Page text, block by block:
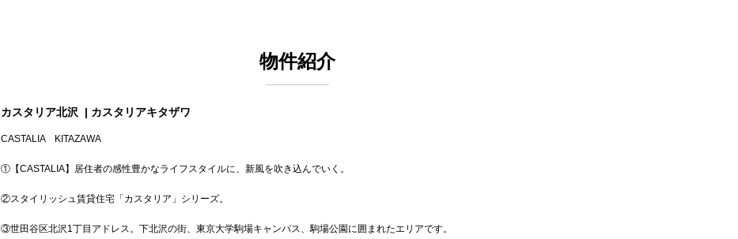
物件紹介
カスタリア北沢 | カスタリアキタザワ
CASTALIA KITAZAWA
①【CASTALIA】居住者の感性豊かなライフスタイルに、新風を吹き込んでいく。
②スタイリッシュ賃貸住宅「カスタリア」シリーズ。
③世田谷区北沢1丁目アドレス。下北沢の街、東京大学駒場キャンパス、駒場公園に囲まれたエリアです。